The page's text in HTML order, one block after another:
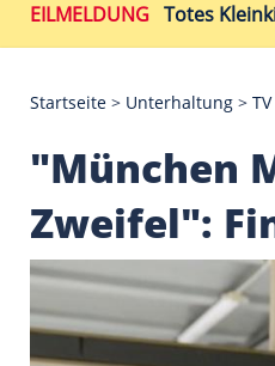
NEWS SPORT FINANZEN
Startseite >
Zweifel":